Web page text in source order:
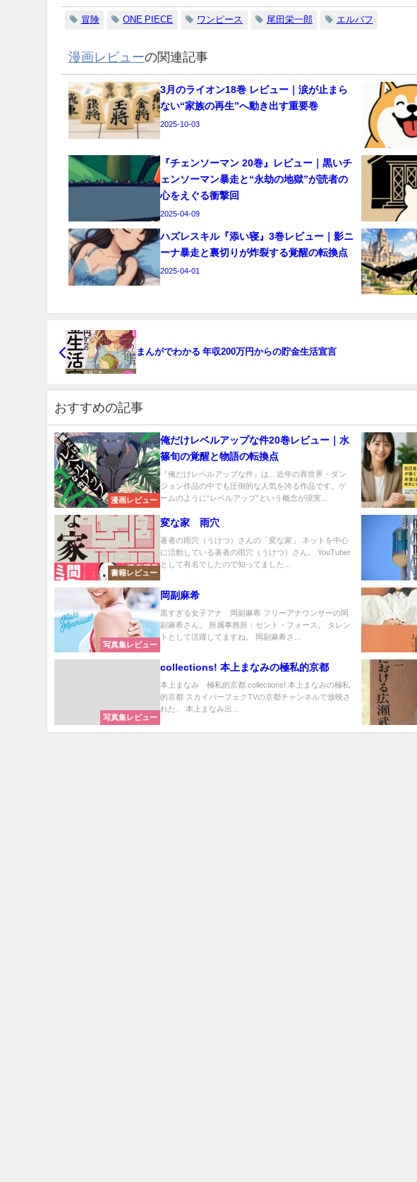
冒険 ONE PIECE ワンピース 尾田栄一郎 エルバフ
漫画レビューの関連記事
3月のライオン18巻 レビュー｜涙が止まら
ない“家族の再生”へ動き出す重要巻
2025-10-03
『チェンソーマン 20巻』レビュー｜黒いチ
ェンソーマン暴走と“永劫の地獄”が読者の
心をえぐる衝撃回
2025-04-09
ハズレスキル『添い寝』3巻レビュー｜影ニ
ーナ暴走と裏切りが炸裂する覚醒の転換点
2025-04-01
まんがでわかる 年収200万円からの貯金生活宣言
おすすめの記事
漫画レビュー
俺だけレベルアップな件20巻レビュー｜水
篠旬の覚醒と物語の転換点
『俺だけレベルアップな件』は、近年の異世界・ダン
ジョン作品の中でも圧倒的な人気を誇る作品です。ゲ
ームのように“レベルアップ”という概念が現実...
書籍レビュー
変な家 雨穴
著者の雨穴（うけつ）さんの「変な家」 ネットを中心
に活動している著者の雨穴（うけつ）さん。 YouTuber
として有名でしたので知ってました...
写真集レビュー
岡副麻希
黒すぎる女子アナ 岡副麻希 フリーアナウンサーの岡
副麻希さん。 所属事務所：セント・フォース。 タレン
トとして活躍してますね。 岡副麻希さ...
写真集レビュー
collections! 本上まなみの極私的京都
本上まなみ 極私的京都 collections! 本上まなみの極私
的京都 スカイパーフェクTVの京都チャンネルで放映さ
れた、 本上まなみ出...